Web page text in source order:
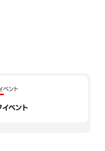
ベント
ベント